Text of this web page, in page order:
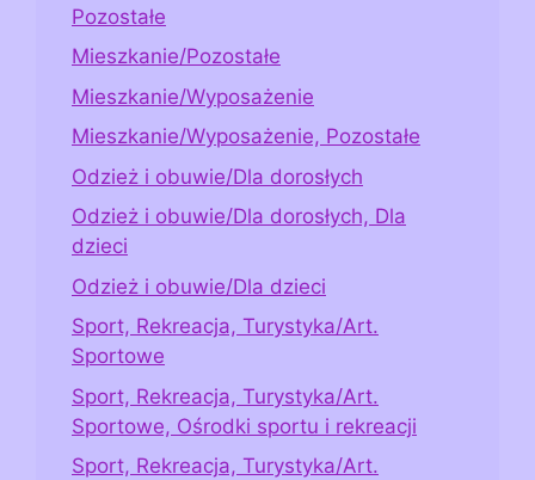
Pozostałe
Mieszkanie/Pozostałe
Mieszkanie/Wyposażenie
Mieszkanie/Wyposażenie, Pozostałe
Odzież i obuwie/Dla dorosłych
Odzież i obuwie/Dla dorosłych, Dla
dzieci
Odzież i obuwie/Dla dzieci
Sport, Rekreacja, Turystyka/Art.
Sportowe
Sport, Rekreacja, Turystyka/Art.
Sportowe, Ośrodki sportu i rekreacji
Sport, Rekreacja, Turystyka/Art.